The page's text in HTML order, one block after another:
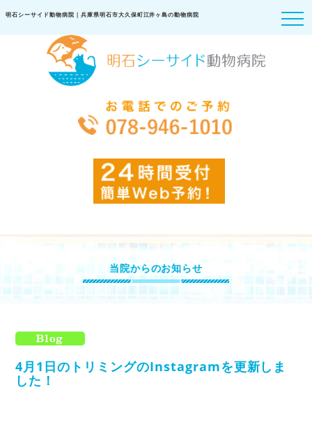
明石シーサイド動物病院｜兵庫県明石市大久保町江井ヶ島の動物病院
当院からのお知らせ
4月1日のトリミングのInstagramを更新しま
した！